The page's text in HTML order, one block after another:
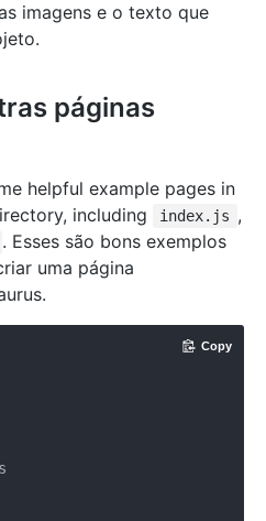
imagens e o texto que
páginas
helpful example pages in
including index.js ,
. Esses são bons exemplos
uma página
Copy